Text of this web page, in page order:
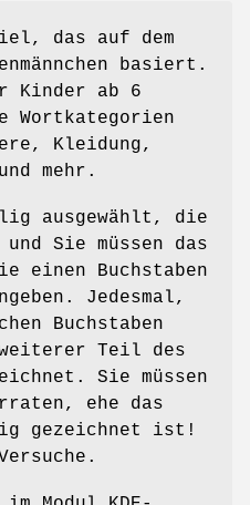
das auf dem
basiert.
ab 6
Wortkategorien
Kleidung,
mehr.
ausgewählt, die
Sie müssen das
einen Buchstaben
Jedesmal,
Buchstaben
Teil des
Sie müssen
ehe das
gezeichnet ist!